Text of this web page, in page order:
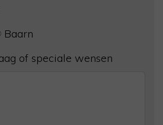
Baarn
of speciale wensen